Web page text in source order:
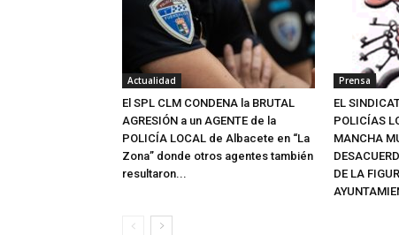
Actualidad
El SPL CLM CONDENA la BRUTAL
AGRESIÓN a un AGENTE de la
POLICÍA LOCAL de Albacete en “La
Zona” donde otros agentes también
resultaron...
Prensa
EL
POLICÍAS
MANCHA
DE LA